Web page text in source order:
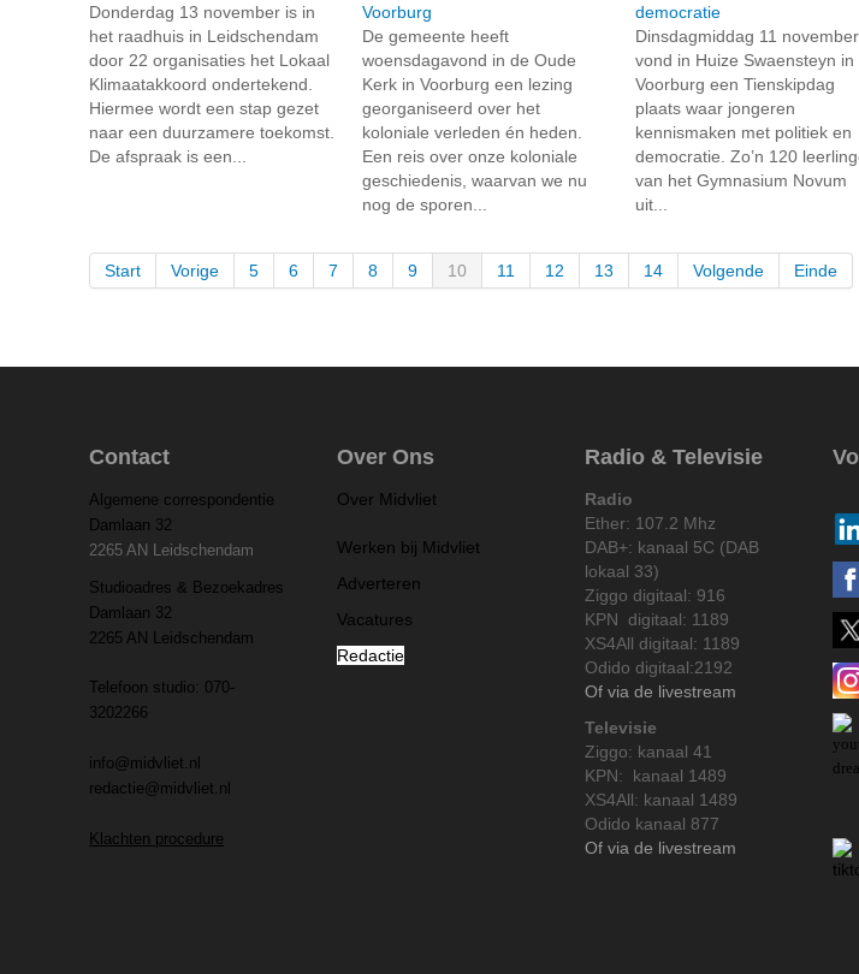
Donderdag 13 november is in
het raadhuis in Leidschendam
door 22 organisaties het Lokaal
Klimaatakkoord ondertekend.
Hiermee wordt een stap gezet
naar een duurzamere toekomst.
De afspraak is een...
Voorburg
De gemeente heeft
woensdagavond in de Oude
Kerk in Voorburg een lezing
georganiseerd over het
koloniale verleden én heden.
Een reis over onze koloniale
geschiedenis, waarvan we nu
nog de sporen...
democratie
Dinsdagmiddag 11 november
vond in Huize Swaensteyn in
Voorburg een Tienskipdag
plaats waar jongeren
kennismaken met politiek en
democratie. Zo’n 120
van het Gymnasium Novum
uit...
Start Vorige 5 6 7 8 9 10 11 12 13 14 Volgende Einde
Contact
Algemene correspondentie
Damlaan 32
2265 AN Leidschendam
Studioadres & Bezoekadres
Damlaan 32
2265 AN Leidschendam
Telefoon studio: 070-
3202266
info@midvliet.nl
redactie@midvliet.nl
Klachten procedure
Over Ons
Over Midvliet
Werken bij Midvliet
Adverteren
Vacatures
Redactie
Radio & Televisie
Radio
Ether: 107.2 Mhz
DAB+: kanaal 5C (DAB
lokaal 33)
Ziggo digitaal: 916
KPN digitaal: 1189
XS4All digitaal: 1189
Odido digitaal:2192
Of via de livestream
Televisie
Ziggo: kanaal 41
KPN: kanaal 1489
XS4All: kanaal 1489
Odido kanaal 877
Of via de livestream